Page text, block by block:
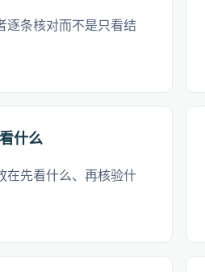
逐条核对而不是只看结
什么
在先看什么、再核验什